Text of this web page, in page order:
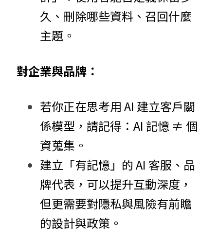
久、刪除哪些資料、召回什麼
主題。
對企業與品牌：
若你正在思考用 AI 建立客戶關
係模型，請記得：AI 記憶 ≠ 個
資蒐集。
建立「有記憶」的 AI 客服、品
牌代表，可以提升互動深度，
但更需要對隱私與風險有前瞻
的設計與政策。